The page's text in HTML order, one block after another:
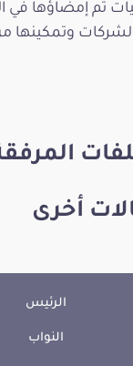
تم إمضاؤها في
وتمكينها
أخرى
الرئيس
النواب